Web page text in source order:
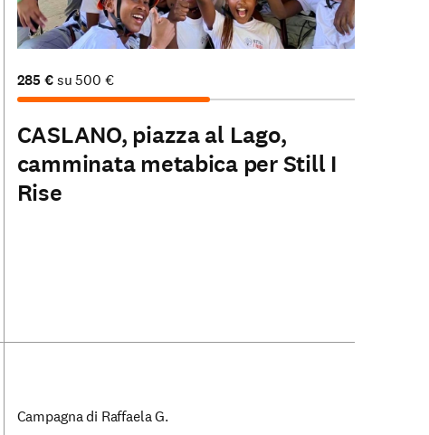
285€su500 €
CASLANO, piazza al Lago,
camminata metabica per Still I
Rise
Campagna di Raffaela G.